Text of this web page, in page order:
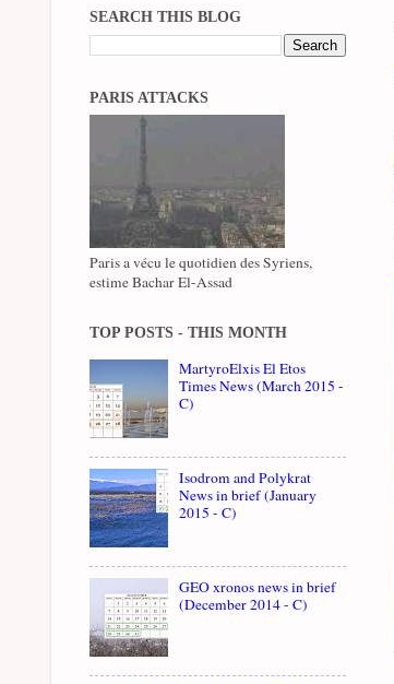
SEARCH THIS BLOG
PARIS ATTACKS
Paris a vécu le quotidien des Syriens,
estime Bachar El-Assad
TOP POSTS - THIS MONTH
MartyroElxis El Etos
Times News (March 2015 -
C)
Isodrom and Polykrat
News in brief (January
2015 - C)
GEO xronos news in brief
(December 2014 - C)